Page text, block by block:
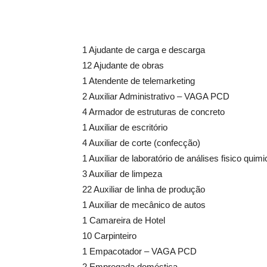
1 Ajudante de carga e descarga
12 Ajudante de obras
1 Atendente de telemarketing
2 Auxiliar Administrativo – VAGA PCD
4 Armador de estruturas de concreto
1 Auxiliar de escritório
4 Auxiliar de corte (confecção)
1 Auxiliar de laboratório de análises fisico
3 Auxiliar de limpeza
22 Auxiliar de linha de produção
1 Auxiliar de mecânico de autos
1 Camareira de Hotel
10 Carpinteiro
1 Empacotador – VAGA PCD